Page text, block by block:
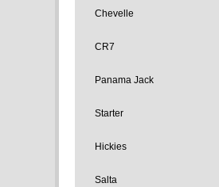
Chevelle
CR7
Panama Jack
Starter
Hickies
Salta